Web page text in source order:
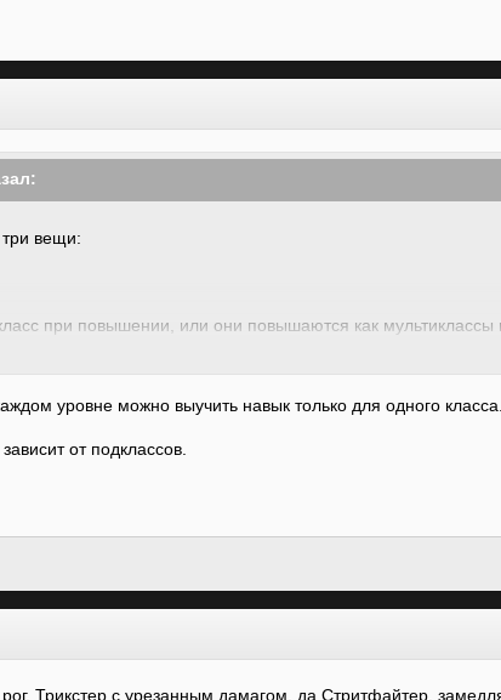
вещи:
при повышении, или они повышаются как мультиклассы
Сайфера и заточенного в одно оружие воина?
уровне можно выучить навык только для одного
от подклассов.
Трикстер с урезанным дамагом, да Стритфайтер,